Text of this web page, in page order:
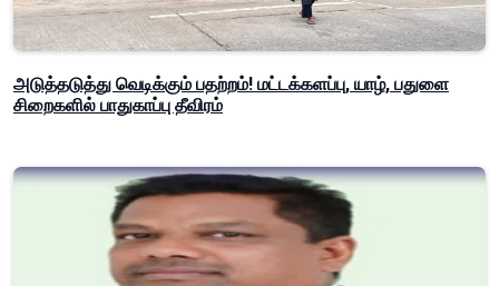
அடுத்தடுத்து வெடிக்கும் பதற்றம்! மட்டக்களப்பு, யாழ், பதுளை
சிறைகளில் பாதுகாப்பு தீவிரம்